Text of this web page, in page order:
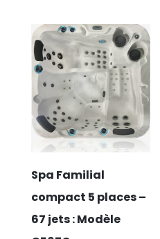
Spa Familial
compact 5 places –
67 jets : Modèle